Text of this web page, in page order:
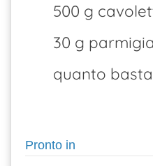
500 g
30 g
quanto
Pronto in